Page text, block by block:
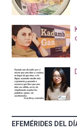
EFEMÉRIDES DEL